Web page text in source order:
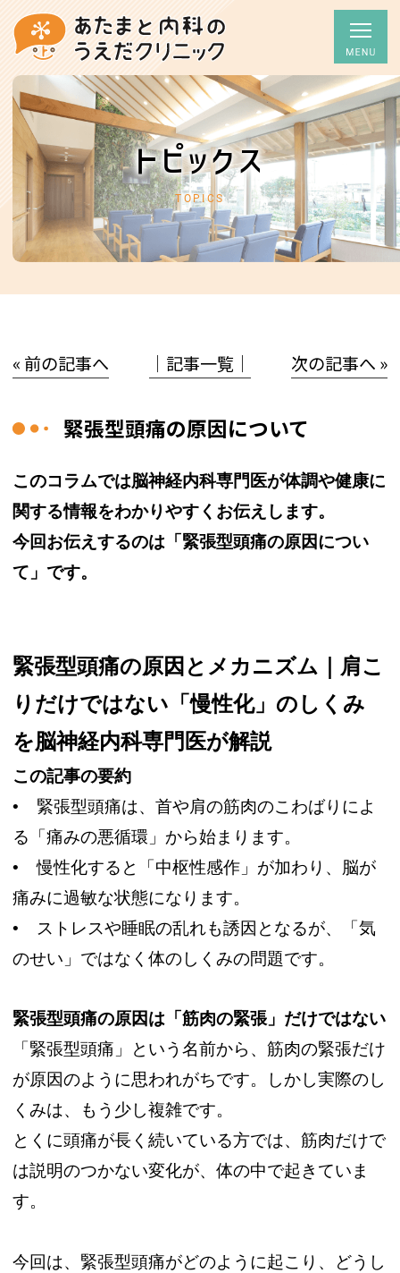
トピックス
TOPICS
« 前の記事へ │記事一覧│ 次の記事へ »
緊張型頭痛の原因について
このコラムでは脳神経内科専門医が体調や健康に
関する情報をわかりやすくお伝えします。
今回お伝えするのは「緊張型頭痛の原因につい
て」です。
緊張型頭痛の原因とメカニズム｜肩こ
りだけではない「慢性化」のしくみ
を脳神経内科専門医が解説
この記事の要約
• 緊張型頭痛は、首や肩の筋肉のこわばりによ
る「痛みの悪循環」から始まります。
• 慢性化すると「中枢性感作」が加わり、脳が
痛みに過敏な状態になります。
• ストレスや睡眠の乱れも誘因となるが、「気
のせい」ではなく体のしくみの問題です。
緊張型頭痛の原因は「筋肉の緊張」だけではない
「緊張型頭痛」という名前から、筋肉の緊張だけ
が原因のように思われがちです。しかし実際のし
くみは、もう少し複雑です。
とくに頭痛が長く続いている方では、筋肉だけで
は説明のつかない変化が、体の中で起きていま
す。
今回は、緊張型頭痛がどのように起こり、どうし